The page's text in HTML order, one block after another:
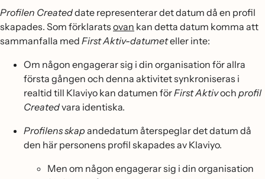
Profilen Createddate representerar det datum då en profil
skapades. Som förklarats ovan kan detta datum komma att
sammanfalla med First Aktiv-datumeteller inte:
Om någon engagerar sig i din organisation för allra
första gången och denna aktivitet synkroniseras i
realtid till Klaviyo kan datumen förFirst Aktivoch profil
Createdvara identiska.
Profilens skap andedatum återspeglar det datum då
den här personens profil skapades av Klaviyo.
Men om någon engagerar sig i din organisation